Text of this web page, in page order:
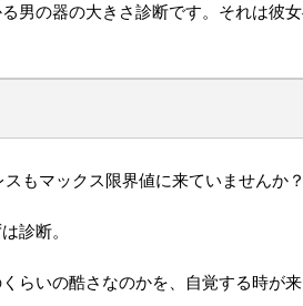
男の器の大きさ診断です。それは彼
もマックス限界値に来ていませんか？
診断。
らいの酷さなのかを、自覚する時が来